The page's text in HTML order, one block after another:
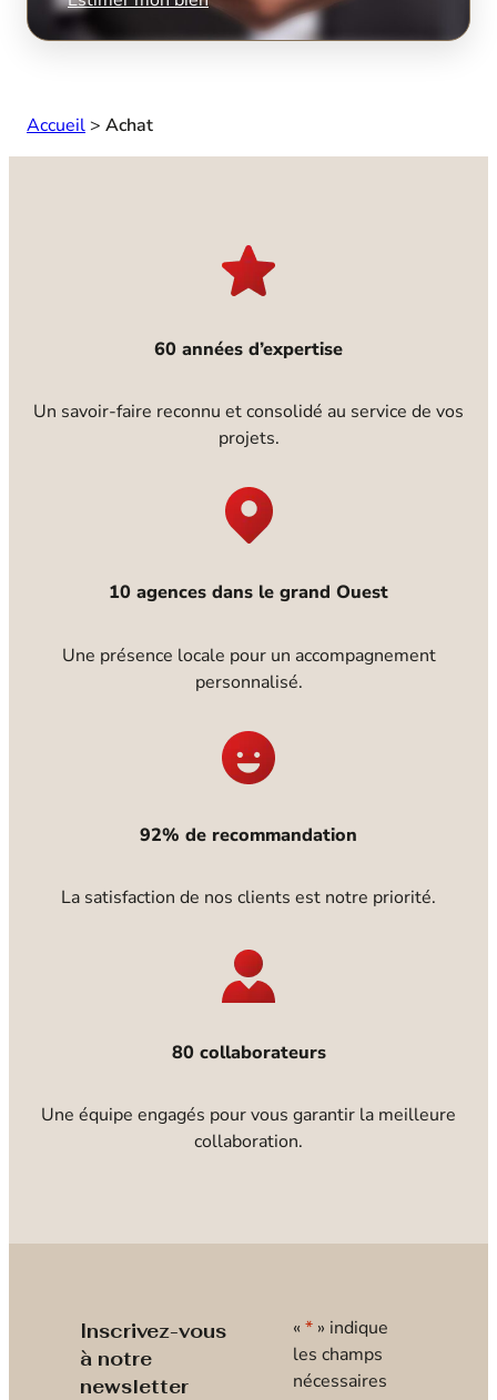
Accueil > Achat
60 années d’expertise
Un savoir-faire reconnu et consolidé au service de vos
projets.
10 agences dans le grand Ouest
Une présence locale pour un accompagnement
personnalisé.
92% de recommandation
La satisfaction de nos clients est notre priorité.
80 collaborateurs
Une équipe engagés pour vous garantir la meilleure
collaboration.
Inscrivez-vous
à notre
newsletter
« * » indique
les champs
nécessaires